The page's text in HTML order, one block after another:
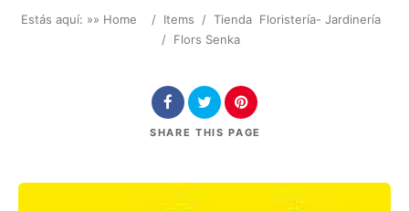
Estás aquí: »» Home / Items / Tienda Floristería- Jardinería
/ Flors Senka
SHARE THIS PAGE